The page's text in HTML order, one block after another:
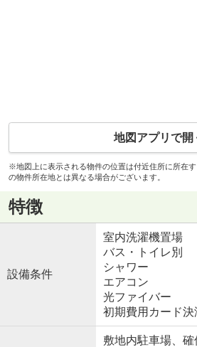
地図アプリで開
※地図上に表示される物件の位置は付近住所に所在
の物件所在地とは異なる場合がございます。
特徴
設備条件
室内洗濯機置場
バス・トイレ別
シャワー
エアコン
光ファイバー
初期費用カード決
敷地内駐車場